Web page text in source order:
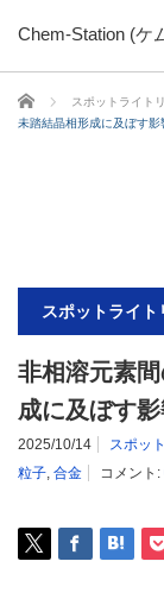
Chem-Station (ケ
ホーム スポットライト
未踏結晶相形成に及ぼす影
スポットライト
非相溶元素
成に及ぼす
2025/10/14 スポッ
粒子, 合金 コメント: